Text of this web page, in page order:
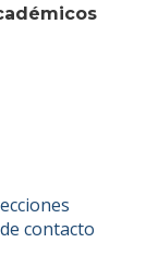
contacto